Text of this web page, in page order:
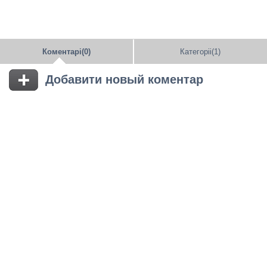
Коментарі(0) Категоріі(1)
Добавити новый коментар